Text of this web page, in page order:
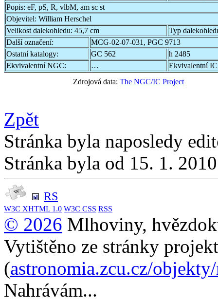
Popis: eF, pS, R, vlbM, am sc st
Objevitel: William Herschel
Velikost dalekohledu: 45,7 cm
Typ
Další označení:
MCG-02-07-031, PGC 9713
Ostatní katalogy:
GC 562
h 2485
Ekvivalentní NGC:
…
Ekvivalentní
Zdrojová data: The NGC/IC Project
Zpět
Stránka byla naposledy
Stránka byla od 15. 1.
RS
W3C XHTML 1.0 W3C CSS RSS
© 2026 Mlhoviny,
Vytištěno ze stránky
(astronomia.zcu.cz/
Nahrávám...